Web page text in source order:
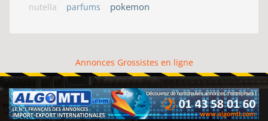
nutella parfums pokemon
Annonces Grossistes en ligne